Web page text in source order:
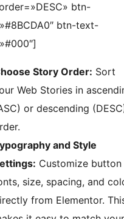
btn-
btn-text-
Story Order: Sort
Web Stories in
or descending
and Style
Customize button
size, spacing, and
from Elementor.